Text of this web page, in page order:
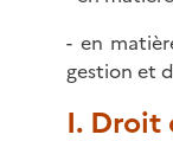
- en
gestion et
I. Droit